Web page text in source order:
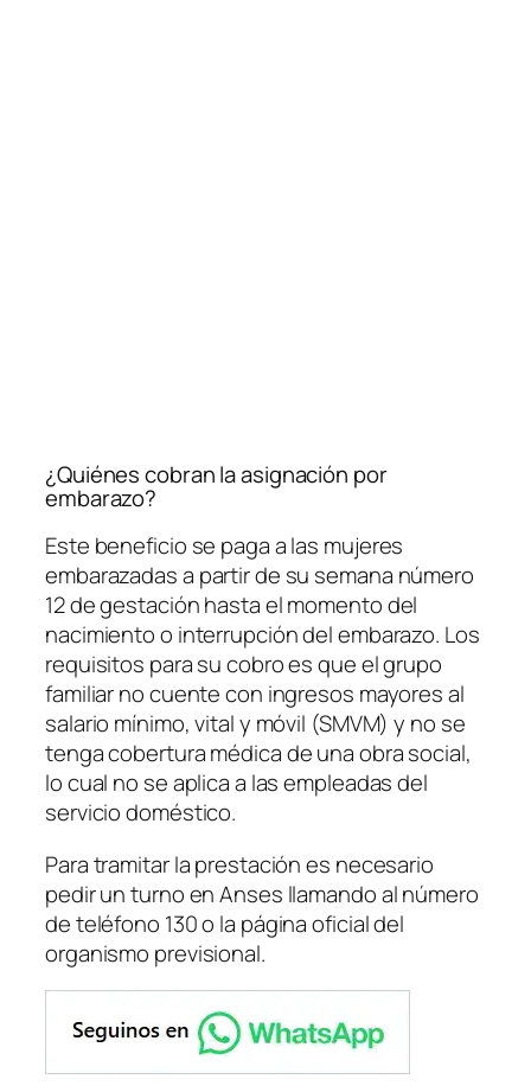
¿Quiénes cobran la asignación por
embarazo?
Este beneficio se paga a las mujeres
embarazadas a partir de su semana número
12 de gestación hasta el momento del
nacimiento o interrupción del embarazo. Los
requisitos para su cobro es que el grupo
familiar no cuente con ingresos mayores al
salario mínimo, vital y móvil (SMVM) y no se
tenga cobertura médica de una obra social,
lo cual no se aplica a las empleadas del
servicio doméstico.
Para tramitar la prestación es necesario
pedir un turno en Anses llamando al número
de teléfono 130 o la página oficial del
organismo previsional.